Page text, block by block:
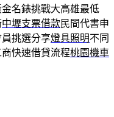
金名錶挑戰大高雄最低
中壢支票借款民間代書申
挑選分享燈具照明不同
快速借貸流程桃園機車